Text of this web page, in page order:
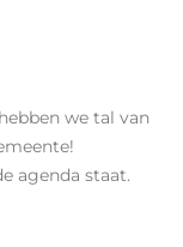
we tal van
agenda staat.